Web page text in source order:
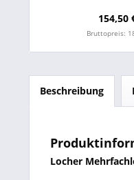
154,50
Bruttopreis:
Beschreibung
Locher